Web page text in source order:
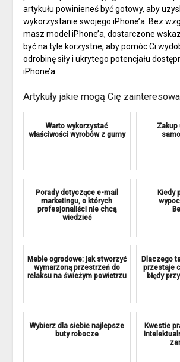
artykułu powinieneś być gotowy, aby
wykorzystanie swojego iPhone’a. Bez
masz model iPhone’a, dostarczone
być na tyle korzystne, aby pomóc Ci
odrobinę siły i ukrytego potencjału
iPhone’a.
Artykuły jakie mogą Cię
Warto wykorzystać
właściwości wyrobów z gumy
Zakup
Porady dotyczące e-mail
marketingu, o których
profesjonaliści nie chcą
wiedzieć
Kiedy
Meble ogrodowe: jak stworzyć
wymarzoną przestrzeń do
relaksu na świeżym powietrzu
Dlaczego
przestaje
błędy
Wybierz dla siebie najlepsze
buty robocze
Kwestie